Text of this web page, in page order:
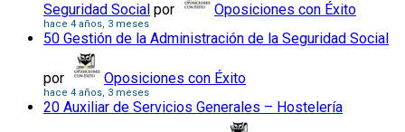
Seguridad Social por Oposiciones con Éxito
hace 4 años, 3 meses
50 Gestión de la Administración de la Seguridad Social
por Oposiciones con Éxito
hace 4 años, 3 meses
20 Auxiliar de Servicios Generales – Hostelería